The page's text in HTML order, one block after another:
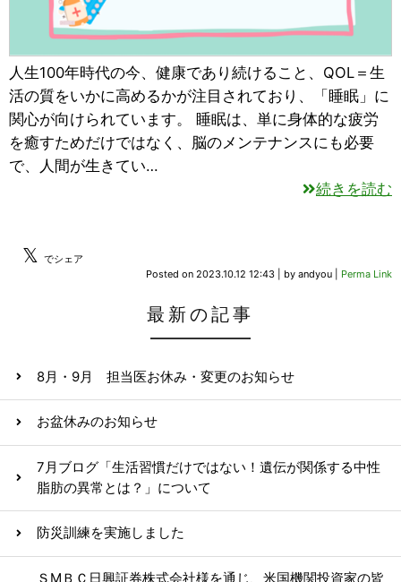
人生100年時代の今、健康であり続けること、QOL＝生
活の質をいかに高めるかが注目されており、「睡眠」に
関心が向けられています。 睡眠は、単に身体的な疲労
を癒すためだけではなく、脳のメンテナンスにも必要
で、人間が生きてい…
続きを読む
𝕏 でシェア
Posted on 2023.10.12 12:43 by andyou Perma Link
最新の記事
8月・9月 担当医お休み・変更のお知らせ
お盆休みのお知らせ
7月ブログ「生活習慣だけではない！遺伝が関係する中性
脂肪の異常とは？」について
防災訓練を実施しました
ＳМＢＣ日興証券株式会社様を通じ、米国機関投資家の皆